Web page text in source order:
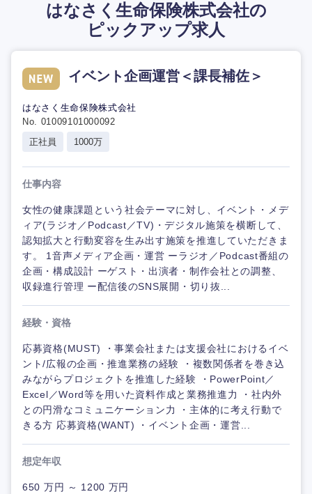
はなさく生命保険株式会社の
ピックアップ求人
イベント企画運営＜課長補佐＞
はなさく生命保険株式会社
No. 01009101000092
正社員
1000万
仕事内容
女性の健康課題という社会テーマに対し、イベント・メデ
ィア(ラジオ／Podcast／TV)・デジタル施策を横断して、
認知拡大と行動変容を生み出す施策を推進していただきま
す。 1音声メディア企画・運営 ーラジオ／Podcast番組の
企画・構成設計 ーゲスト・出演者・制作会社との調整、
収録進行管理 ー配信後のSNS展開・切り抜...
経験・資格
応募資格(MUST) ・事業会社または支援会社におけるイベ
ント/広報の企画・推進業務の経験 ・複数関係者を巻き込
みながらプロジェクトを推進した経験 ・PowerPoint／
Excel／Word等を用いた資料作成と業務推進力 ・社内外
との円滑なコミュニケーション力 ・主体的に考え行動で
きる方 応募資格(WANT) ・イベント企画・運営...
想定年収
650 万円 ～ 1200 万円